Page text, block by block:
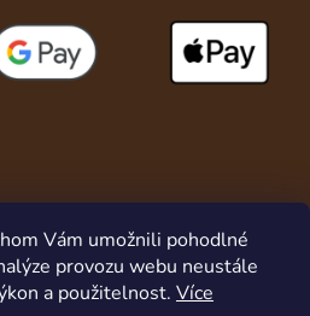
Vám umožnili pohodlné
provozu webu neustále
a použitelnost. Více